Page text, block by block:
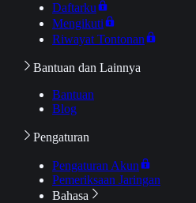
Daftarku
Mengikuti
Riwayat Tontonan
Bantuan dan Lainnya
Bantuan
Blog
Pengaturan
Pengaturan Akun
Pemeriksaan Jaringan
Bahasa